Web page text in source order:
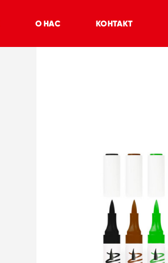
О НАС КОНТАКТ